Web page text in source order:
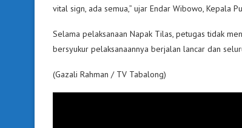
vital sign, ada semua,” ujar Endar Wibowo, Kepala
Selama pelaksanaan Napak Tilas, petugas tidak
bersyukur pelaksanaannya berjalan lancar dan
(Gazali Rahman / TV Tabalong)